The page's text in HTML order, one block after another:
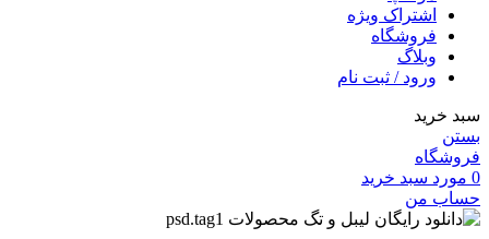
اشتراک ویژه
فروشگاه
وبلاگ
ورود / ثبت نام
سبد خرید
بستن
فروشگاه
0 مورد سبد خرید
حساب من